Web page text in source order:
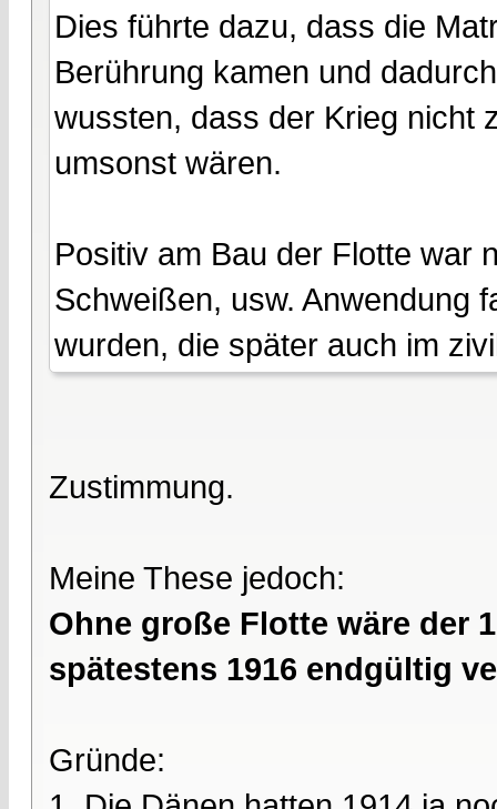
Dies führte dazu, dass die
Berührung kamen und
wussten, dass der Krieg nicht
umsonst wären.
Positiv am Bau der Flotte war
Schweißen, usw. Anwendung
wurden, die später auch im
Zustimmung.
Meine These jedoch:
Ohne große Flotte wäre der
spätestens 1916 endgültig
Gründe: